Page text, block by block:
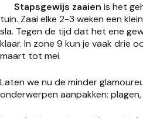
Stapsgewijs zaaien is het
tuin. Zaai elke 2-3 weken een
sla. Tegen de tijd dat het ene
klaar. In zone 9 kun je vaak drie
maart tot mei.
Laten we nu de minder
onderwerpen aanpakken: